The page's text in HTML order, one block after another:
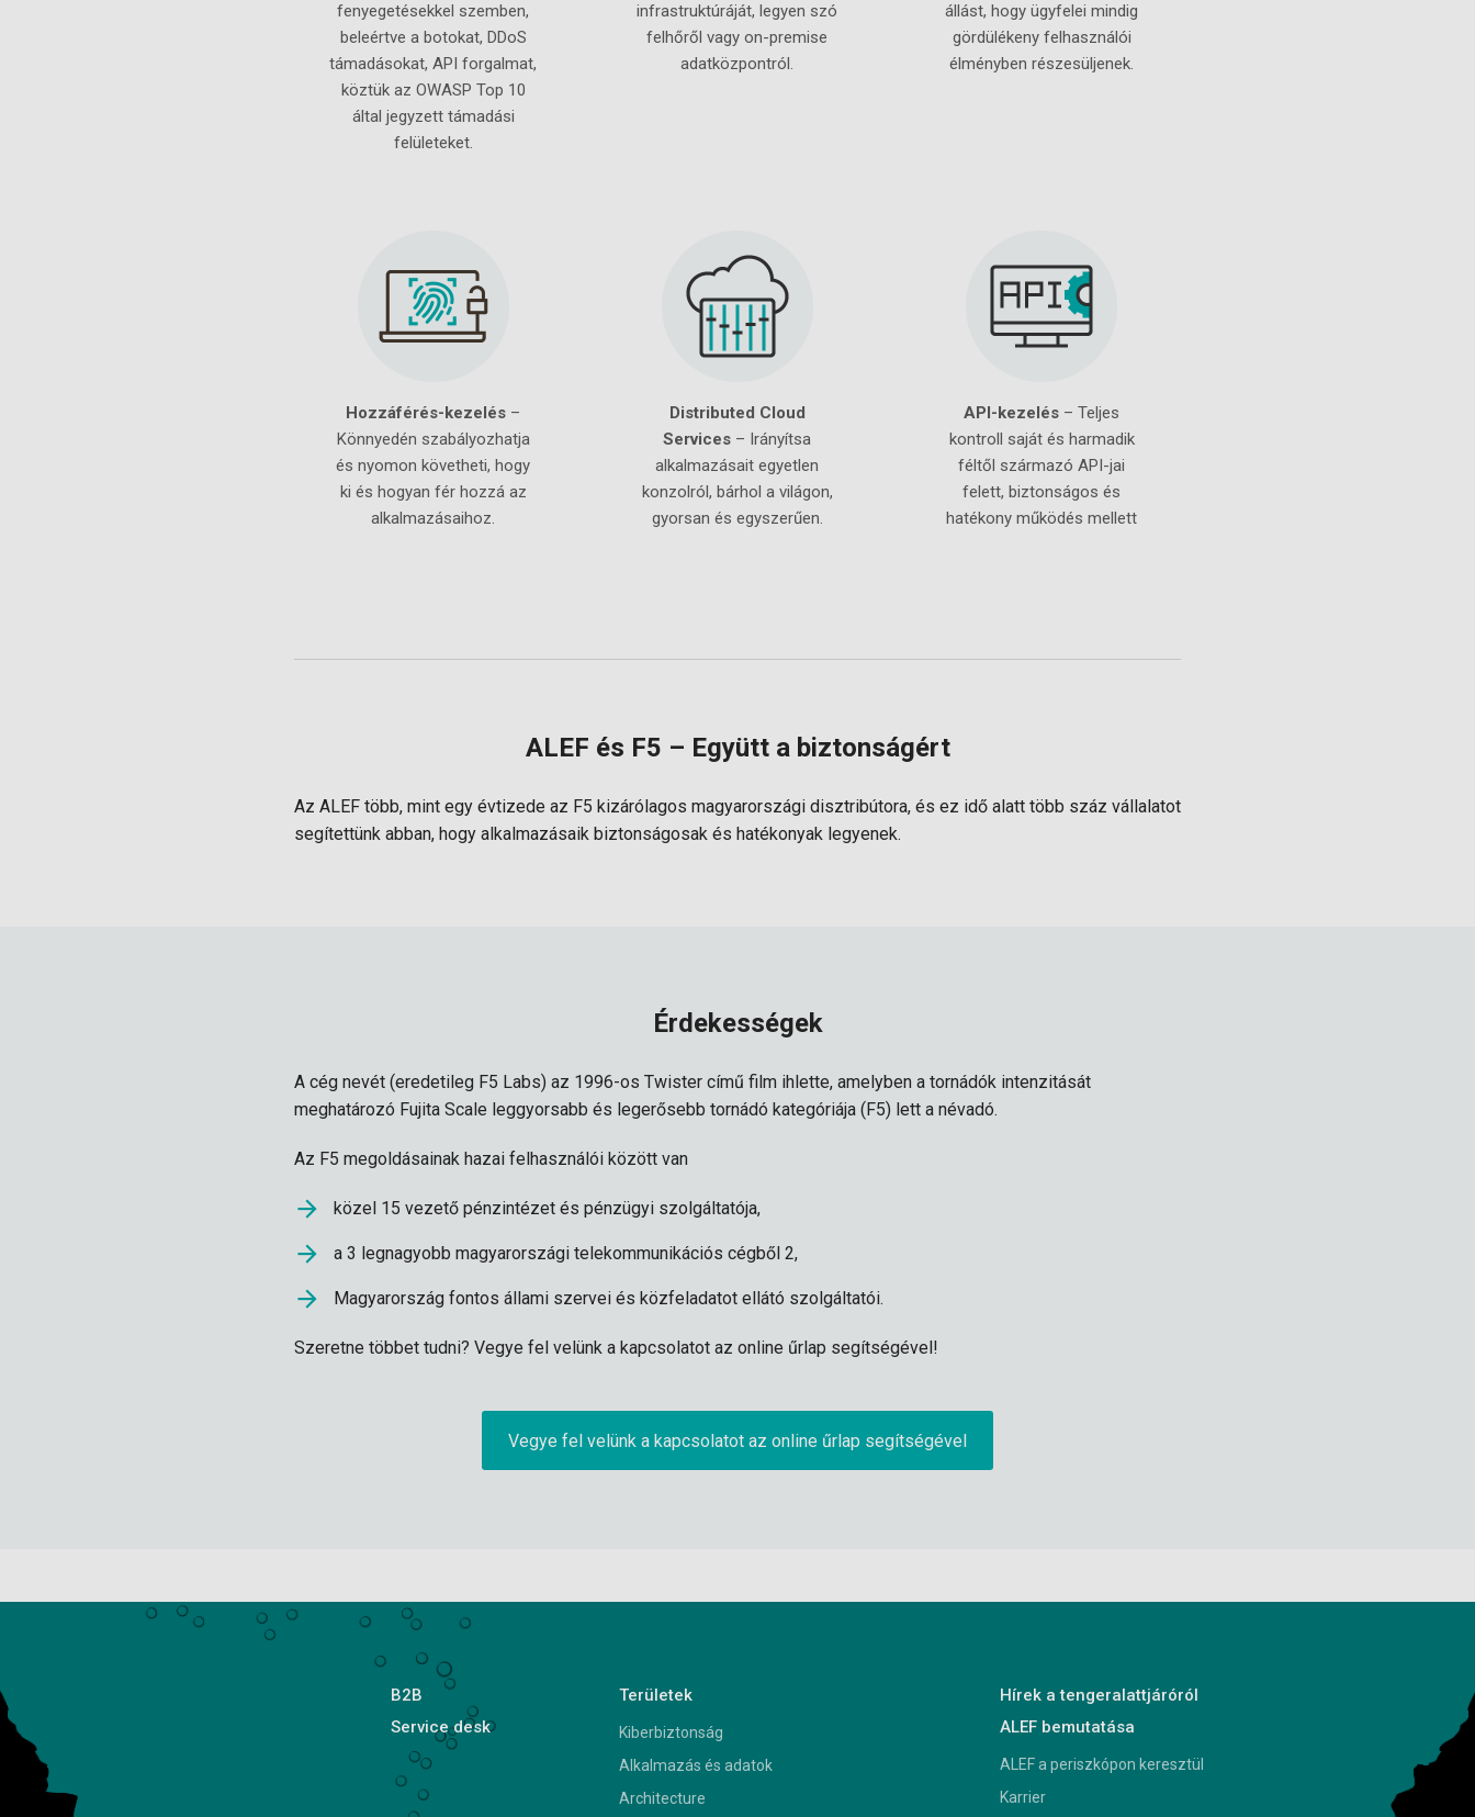
fenyegetésekkel szemben,
beleértve a botokat, DDoS
támadásokat, API forgalmat,
köztük az OWASP Top 10
által jegyzett támadási
felületeket.
infrastruktúráját, legyen szó
felhőről vagy on-premise
adatközpontról.
állást, hogy ügyfelei mindig
gördülékeny felhasználói
élményben részesüljenek.
Hozzáférés-kezelés –
Könnyedén szabályozhatja
és nyomon követheti, hogy
ki és hogyan fér hozzá az
alkalmazásaihoz.
Distributed Cloud
Services – Irányítsa
alkalmazásait egyetlen
konzolról, bárhol a világon,
gyorsan és egyszerűen.
API-kezelés – Teljes
kontroll saját és harmadik
féltől származó API-jai
felett, biztonságos és
hatékony működés mellett
ALEF és F5 – Együtt a biztonságért
Az ALEF több, mint egy évtizede az F5 kizárólagos magyarországi disztribútora, és ez idő alatt több száz vállalatot
segítettünk abban, hogy alkalmazásaik biztonságosak és hatékonyak legyenek.
Érdekességek
A cég nevét (eredetileg F5 Labs) az 1996-os Twister című film ihlette, amelyben a tornádók intenzitását
meghatározó Fujita Scale leggyorsabb és legerősebb tornádó kategóriája (F5) lett a névadó.
Az F5 megoldásainak hazai felhasználói között van
közel 15 vezető pénzintézet és pénzügyi szolgáltatója,
a 3 legnagyobb magyarországi telekommunikációs cégből 2,
Magyarország fontos állami szervei és közfeladatot ellátó szolgáltatói.
Szeretne többet tudni? Vegye fel velünk a kapcsolatot az online űrlap segítségével!
Vegye fel velünk a kapcsolatot az online űrlap segítségével
B2B
Service desk
Területek
Kiberbiztonság
Alkalmazás és adatok
Architecture
Hírek a tengeralattjáróról
ALEF bemutatása
ALEF a periszkópon keresztül
Karrier